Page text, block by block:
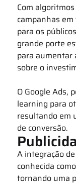
Com
campanhas
para os
grande porte
para aumentar
sobre o
O Google Ads,
learning para
resultando em
de conversão.
A integração
conhecida
tornando uma